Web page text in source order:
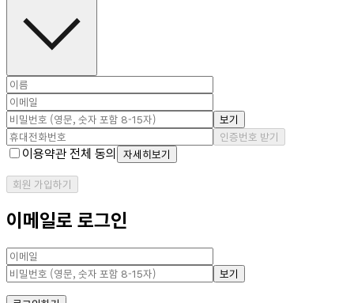
보기
인증번호 받기
이용약관 전체 동의 자세히보기
회원 가입하기
이메일로 로그인
보기